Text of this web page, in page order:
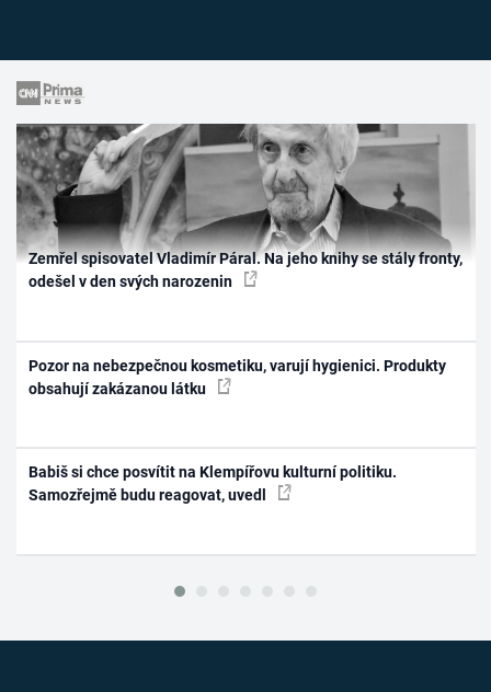
Zemřel spisovatel Vladimír Páral. Na jeho knihy se stály fronty,
odešel v den svých narozenin
Pozor na nebezpečnou kosmetiku, varují hygienici. Produkty
obsahují zakázanou látku
Babiš si chce posvítit na Klempířovu kulturní politiku.
Samozřejmě budu reagovat, uvedl